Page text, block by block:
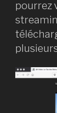
pourrez